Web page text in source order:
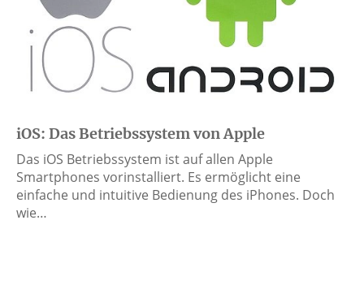
iOS: Das Betriebssystem von Apple
Das iOS Betriebssystem ist auf allen Apple
Smartphones vorinstalliert. Es ermöglicht eine
einfache und intuitive Bedienung des iPhones. Doch
wie…